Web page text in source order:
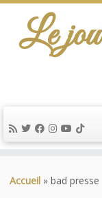
au
Le
Accueil » bad presse